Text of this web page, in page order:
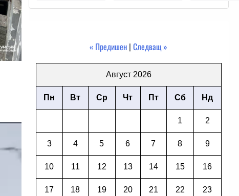
« Предишен |Следващ »
Август 2026
Пн Вт Ср Чт Пт Сб Нд
1 2
3 4 5 6 7 8 9
10 11 12 13 14 15 16
17 18 19 20 21 22 23